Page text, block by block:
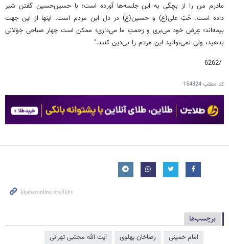
مادرم من را از بچگی به این جلسه‌ها آورده است؛ با حسین‌حسین گفتن شیر
داده است. حُبّ علی(ع) و حسین(ع) در دل این مردم است. اینها از این جهت
بیمه‌اند؛ عِرض خود می‌بری و زحمتِ ما می‌داری؛ ممکن است چهار صباحی جَوَلانی
بدهید، ولی نمی‌توانید این مردم را بی‌دین کنید."
/6262
کد مطلب154324
برچسب‌ها
امام خمینی رضاخان پهلوی آیت الله مجتبی تهرانی